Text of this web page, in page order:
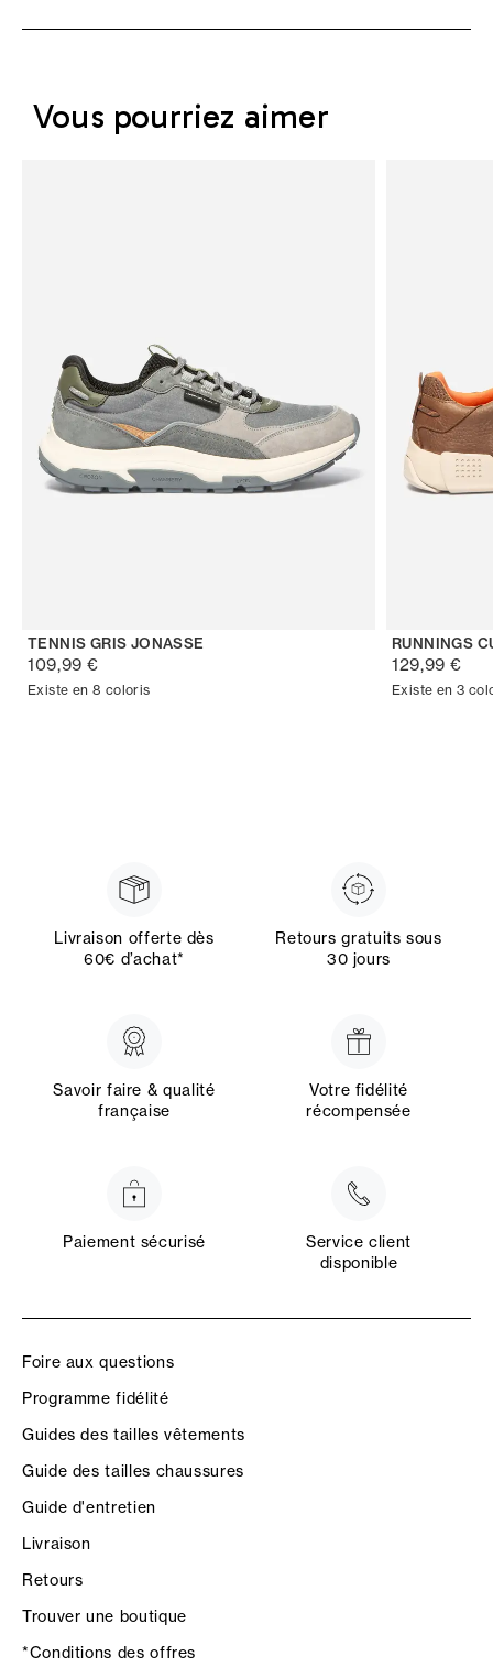
Vous pourriez aimer
TENNIS GRIS JONASSE
109,99 €
Existe en 8 coloris
RUNNINGS
129,99 €
Existe en 3
Livraison offerte dès
60€ d’achat*
Retours gratuits sous
30 jours
Savoir faire & qualité
française
Votre fidélité
récompensée
Paiement sécurisé
Service client
disponible
Foire aux questions
Programme fidélité
Guides des tailles vêtements
Guide des tailles chaussures
Guide d'entretien
Livraison
Retours
Trouver une boutique
*Conditions des offres